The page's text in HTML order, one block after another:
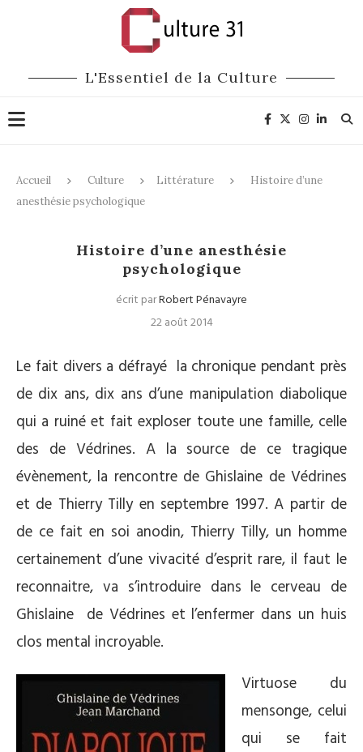
L'Essentiel de la Culture
Accueil Culture Littérature
Histoire d’une
anesthésie psychologique
Histoire d’une anesthésie
psychologique
écrit parRobert Pénavayre
22 août 2014
Le fait divers a défrayé la chronique pendant près
de dix ans, dix ans d’une manipulation diabolique
qui a ruiné et fait exploser toute une famille, celle
des de Védrines. A la source de ce tragique
évènement, la rencontre de Ghislaine de Védrines
et de Thierry Tilly en septembre 1997. A partir de
de ce fait en soi anodin, Thierry Tilly, un homme
certainement d’une vivacité d’esprit rare, il faut le
reconnaitre, va s’introduire dans le cerveau de
Ghislaine de Védrines et l’enfermer dans un huis
clos mental incroyable.
Virtuose du
mensonge, celui
qui se fait